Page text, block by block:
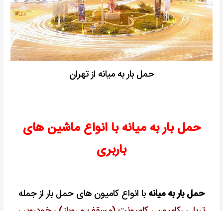
حمل بار به میانه از تهران
حمل بار به میانه با انواع ماشین های
باربری
حمل بار به میانه با انواع کامیون های حمل بار از جمله